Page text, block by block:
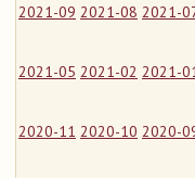
2021-09 2021-08 2021-
2021-05 2021-02 2021-
2020-11 2020-10 2020-